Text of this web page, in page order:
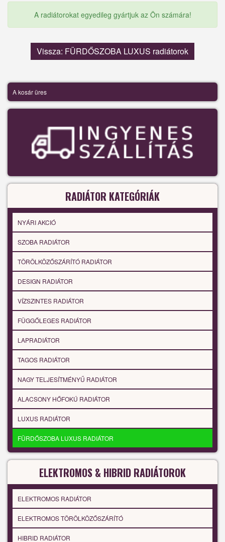
A radiátorokat egyedileg gyártjuk az Ön számára!
Vissza: FÜRDŐSZOBA LUXUS radiátorok
A kosár üres
RADIÁTOR KATEGÓRIÁK
NYÁRI AKCIÓ
SZOBA RADIÁTOR
TÖRÖLKÖZŐSZÁRÍTÓ RADIÁTOR
DESIGN RADIÁTOR
VÍZSZINTES RADIÁTOR
FÜGGŐLEGES RADIÁTOR
LAPRADIÁTOR
TAGOS RADIÁTOR
NAGY TELJESÍTMÉNYŰ RADIÁTOR
ALACSONY HŐFOKÚ RADIÁTOR
LUXUS RADIÁTOR
FÜRDŐSZOBA LUXUS RADIÁTOR
ELEKTROMOS & HIBRID RADIÁTOROK
ELEKTROMOS RADIÁTOR
ELEKTROMOS TÖRÖLKÖZŐSZÁRÍTÓ
HIBRID RADIÁTOR